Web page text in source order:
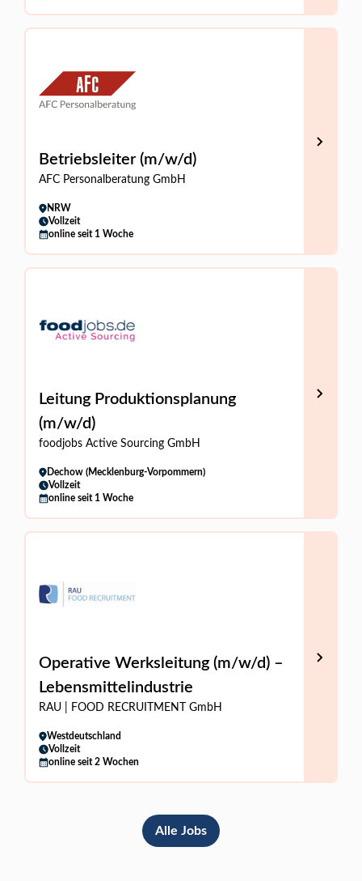
Betriebsleiter (m/w/d)
AFC Personalberatung GmbH
NRW
Vollzeit
online seit 1 Woche
Leitung Produktionsplanung
(m/w/d)
foodjobs Active Sourcing GmbH
Dechow (Mecklenburg-Vorpommern)
Vollzeit
online seit 1 Woche
Operative Werksleitung (m/w/d) –
Lebensmittelindustrie
RAU | FOOD RECRUITMENT GmbH
Westdeutschland
Vollzeit
online seit 2 Wochen
Alle Jobs